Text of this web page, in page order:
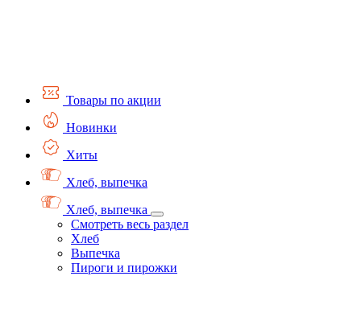
Товары по акции
Новинки
Хиты
Хлеб, выпечка
Хлеб, выпечка
Смотреть весь раздел
Хлеб
Выпечка
Пироги и пирожки